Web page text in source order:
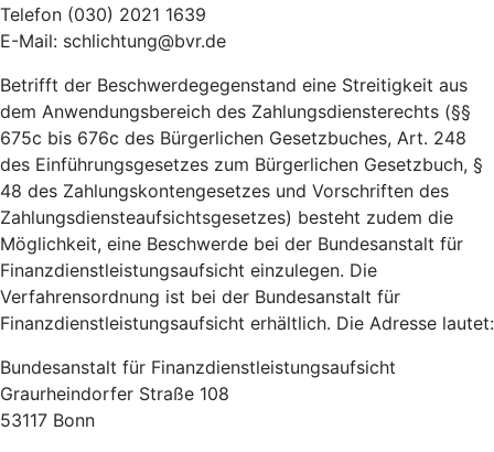
Telefon (030) 2021 1639
E-Mail: schlichtung@bvr.de
Betrifft der Beschwerdegegenstand eine Streitigkeit aus
dem Anwendungsbereich des Zahlungsdiensterechts (§§
675c bis 676c des Bürgerlichen Gesetzbuches, Art. 248
des Einführungsgesetzes zum Bürgerlichen Gesetzbuch, §
48 des Zahlungskontengesetzes und Vorschriften des
Zahlungsdiensteaufsichtsgesetzes) besteht zudem die
Möglichkeit, eine Beschwerde bei der Bundesanstalt für
Finanzdienstleistungsaufsicht einzulegen. Die
Verfahrensordnung ist bei der Bundesanstalt für
Finanzdienstleistungsaufsicht erhältlich. Die Adresse lautet:
Bundesanstalt für Finanzdienstleistungsaufsicht
Graurheindorfer Straße 108
53117 Bonn